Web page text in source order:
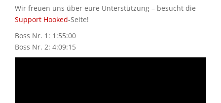
Wir freuen uns über eure Unterstützung – besucht die
Support Hooked-Seite!
Boss Nr. 1: 1:55:00
Boss Nr. 2: 4:09:15